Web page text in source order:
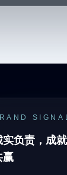
实负责，成
赢